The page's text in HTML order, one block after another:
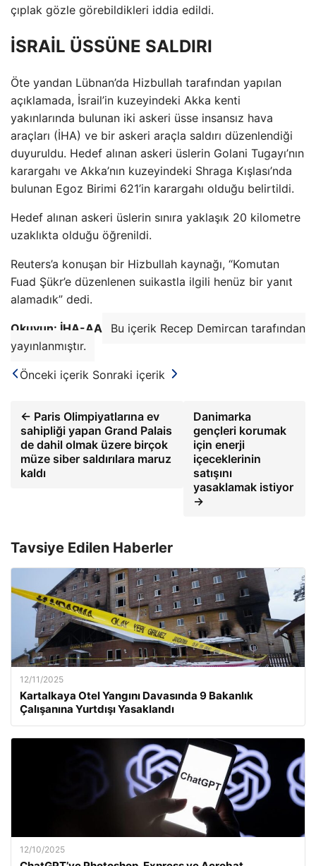
çıplak gözle görebildikleri iddia edildi.
İSRAİL ÜSSÜNE SALDIRI
Öte yandan Lübnan’da Hizbullah tarafından yapılan
açıklamada, İsrail’in kuzeyindeki Akka kenti
yakınlarında bulunan iki askeri üsse insansız hava
araçları (İHA) ve bir askeri araçla saldırı düzenlendiği
duyuruldu. Hedef alınan askeri üslerin Golani Tugayı’nın
karargahı ve Akka’nın kuzeyindeki Shraga Kışlası’nda
bulunan Egoz Birimi 621’in karargahı olduğu belirtildi.
Hedef alınan askeri üslerin sınıra yaklaşık 20 kilometre
uzaklıkta olduğu öğrenildi.
Reuters’a konuşan bir Hizbullah kaynağı, “Komutan
Fuad Şükr’e düzenlenen suikastla ilgili henüz bir yanıt
alamadık” dedi.
Okuyun: İHA-AA
Bu içerik Recep Demircan tarafından
yayınlanmıştır.
Önceki içerik Sonraki içerik
← Paris Olimpiyatlarına ev
sahipliği yapan Grand Palais
de dahil olmak üzere birçok
müze siber saldırılara maruz
kaldı
Danimarka
gençleri korumak
için enerji
içeceklerinin
satışını
yasaklamak istiyor
→
Tavsiye Edilen Haberler
12/11/2025
Kartalkaya Otel Yangını Davasında 9 Bakanlık
Çalışanına Yurtdışı Yasaklandı
12/10/2025